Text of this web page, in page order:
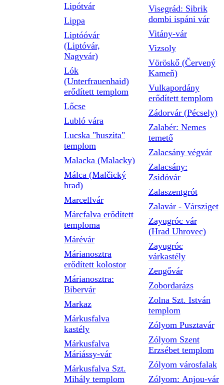
Lipótvár
Lippa
Liptóóvár
(Liptóvár,
Nagyvár)
Lók
(Unterfrauenhaid)
erődített templom
Lőcse
Lubló vára
Lucska "huszita"
templom
Malacka (Malacky)
Málca (Malčický
hrad)
Marcellvár
Márcfalva erődített
temploma
Márévár
Márianosztra
erődített kolostor
Márianosztra:
Bibervár
Markaz
Márkusfalva
kastély
Márkusfalva
Máriássy-vár
Márkusfalva Szt.
Mihály templom
Visegrád: Sibrik
dombi ispáni vár
Vitány-vár
Vizsoly
Vöröskő (Červený
Kameň)
Vulkapordány
erődített templom
Zádorvár (Pécsely)
Zalabér: Nemes
temető
Zalacsány végvár
Zalacsány:
Zsidóvár
Zalaszentgrót
Zalavár - Vársziget
Zayugróc vár
(Hrad Uhrovec)
Zayugróc
várkastély
Zengővár
Zobordarázs
Zolna Szt. István
templom
Zólyom Pusztavár
Zólyom Szent
Erzsébet templom
Zólyom városfalak
Zólyom: Anjou-vár